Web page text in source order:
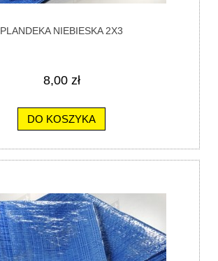
PLANDEKA NIEBIESKA 2X3
8,00 zł
DO KOSZYKA